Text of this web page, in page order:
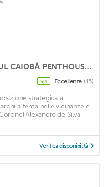
(41) 99940-4194 - BEAUTIFUL CAIOBÁ PENTHOUSE - AV. ATLANTIC - MAX 6 PEOPLE - FAMILIES
9,4 Eccellente (15)
strategica a
a tema nelle vicinanze e
Alexandre de Silva
Verifica disponibilità